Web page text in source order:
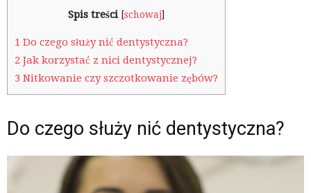
Spis treści [schowaj]
1 Do czego służy nić dentystyczna?
2 Jak korzystać z nici dentystycznej?
3 Nitkowanie czy szczotkowanie zębów?
Do czego służy nić dentystyczna?